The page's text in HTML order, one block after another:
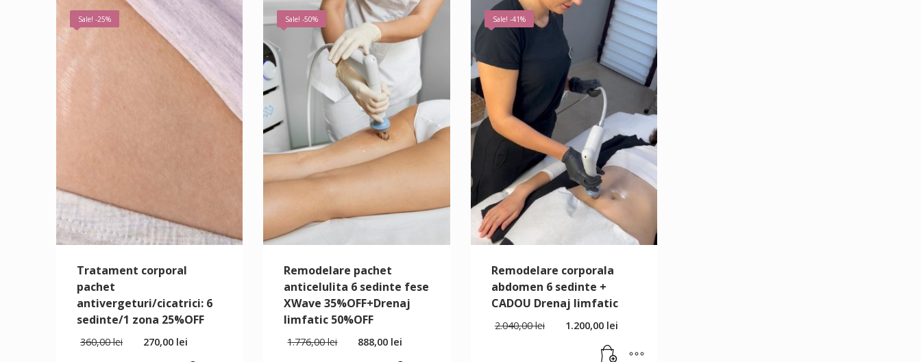
Sale! -25%
Tratament corporal
pachet
antivergeturi/cicatrici: 6
sedinte/1 zona 25%OFF
360,00lei 270,00 lei
Sale! -50%
Remodelare pachet
anticelulita 6 sedinte fese
XWave 35%OFF+Drenaj
limfatic 50%OFF
1.776,00lei 888,00 lei
Sale! -41%
Remodelare corporala
abdomen 6 sedinte +
CADOU Drenaj limfatic
2.040,00lei 1.200,00 lei